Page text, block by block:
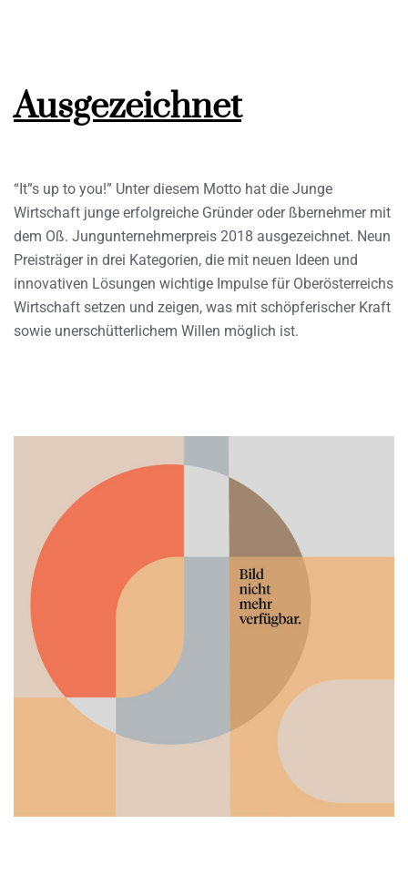
Ausgezeichnet
“It”s up to you!” Unter diesem Motto hat die Junge
Wirtschaft junge erfolgreiche Gründer oder ßbernehmer mit
dem Oß. Jungunternehmerpreis 2018 ausgezeichnet. Neun
Preisträger in drei Kategorien, die mit neuen Ideen und
innovativen Lösungen wichtige Impulse für Oberösterreichs
Wirtschaft setzen und zeigen, was mit schöpferischer Kraft
sowie unerschütterlichem Willen möglich ist.